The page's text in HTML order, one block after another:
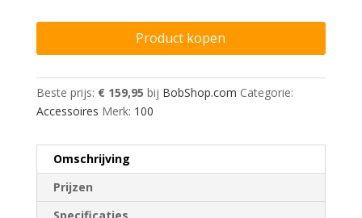
Product kopen
Beste prijs: € 159,95 bij BobShop.com Categorie:
Accessoires Merk: 100
Omschrijving
Prijzen
Specificaties